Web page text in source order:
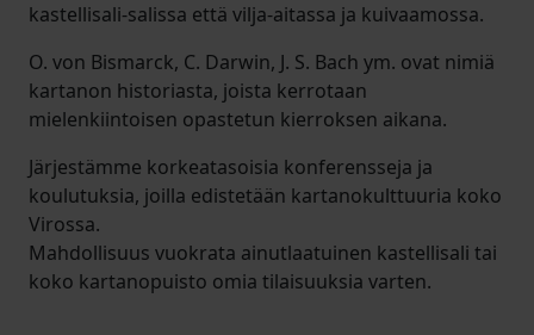
kastellisali-salissa että vilja-aitassa ja kuivaamossa.
O. von Bismarck, C. Darwin, J. S. Bach ym. ovat nimiä
kartanon historiasta, joista kerrotaan
mielenkiintoisen opastetun kierroksen aikana.
Järjestämme korkeatasoisia konferensseja ja
koulutuksia, joilla edistetään kartanokulttuuria koko
Virossa.
Mahdollisuus vuokrata ainutlaatuinen kastellisali tai
koko kartanopuisto omia tilaisuuksia varten.